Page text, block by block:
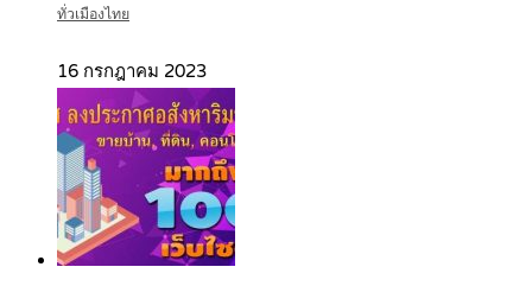
ทั่วเมืองไทย
16 กรกฎาคม 2023